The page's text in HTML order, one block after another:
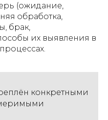
(ожидание,
обработка,
брак,
их выявления в
конкретными